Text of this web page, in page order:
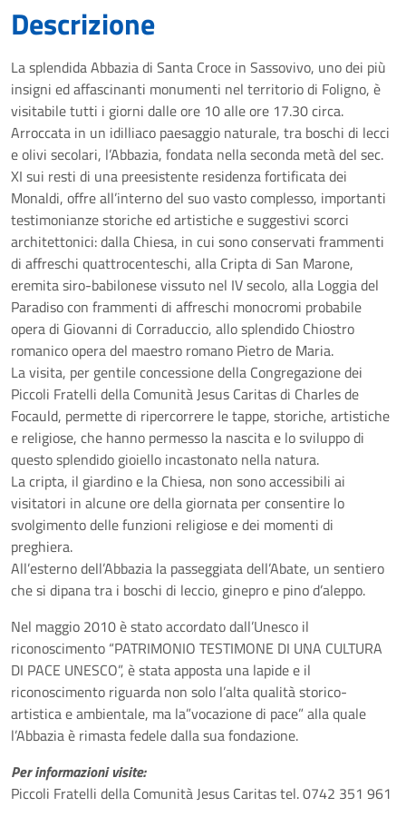
Descrizione
La splendida Abbazia di Santa Croce in Sassovivo, uno dei più
insigni ed affascinanti monumenti nel territorio di Foligno, è
visitabile tutti i giorni dalle ore 10 alle ore 17.30 circa.
Arroccata in un idilliaco paesaggio naturale, tra boschi di lecci
e olivi secolari, l’Abbazia, fondata nella seconda metà del sec.
XI sui resti di una preesistente residenza fortificata dei
Monaldi, offre all’interno del suo vasto complesso, importanti
testimonianze storiche ed artistiche e suggestivi scorci
architettonici: dalla Chiesa, in cui sono conservati frammenti
di affreschi quattrocenteschi, alla Cripta di San Marone,
eremita siro-babilonese vissuto nel IV secolo, alla Loggia del
Paradiso con frammenti di affreschi monocromi probabile
opera di Giovanni di Corraduccio, allo splendido Chiostro
romanico opera del maestro romano Pietro de Maria.
La visita, per gentile concessione della Congregazione dei
Piccoli Fratelli della Comunità Jesus Caritas di Charles de
Focauld, permette di ripercorrere le tappe, storiche, artistiche
e religiose, che hanno permesso la nascita e lo sviluppo di
questo splendido gioiello incastonato nella natura.
La cripta, il giardino e la Chiesa, non sono accessibili ai
visitatori in alcune ore della giornata per consentire lo
svolgimento delle funzioni religiose e dei momenti di
preghiera.
All’esterno dell’Abbazia la passeggiata dell’Abate, un sentiero
che si dipana tra i boschi di leccio, ginepro e pino d’aleppo.
Nel maggio 2010 è stato accordato dall’Unesco il
riconoscimento “PATRIMONIO TESTIMONE DI UNA CULTURA
DI PACE UNESCO”, è stata apposta una lapide e il
riconoscimento riguarda non solo l’alta qualità storico-
artistica e ambientale, ma la”vocazione di pace” alla quale
l’Abbazia è rimasta fedele dalla sua fondazione.
Per informazioni visite:
Piccoli Fratelli della Comunità Jesus Caritas tel. 0742 351 961